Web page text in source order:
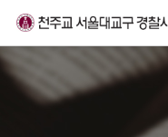
메뉴바로가기
본문바로가기
경찰복지사업